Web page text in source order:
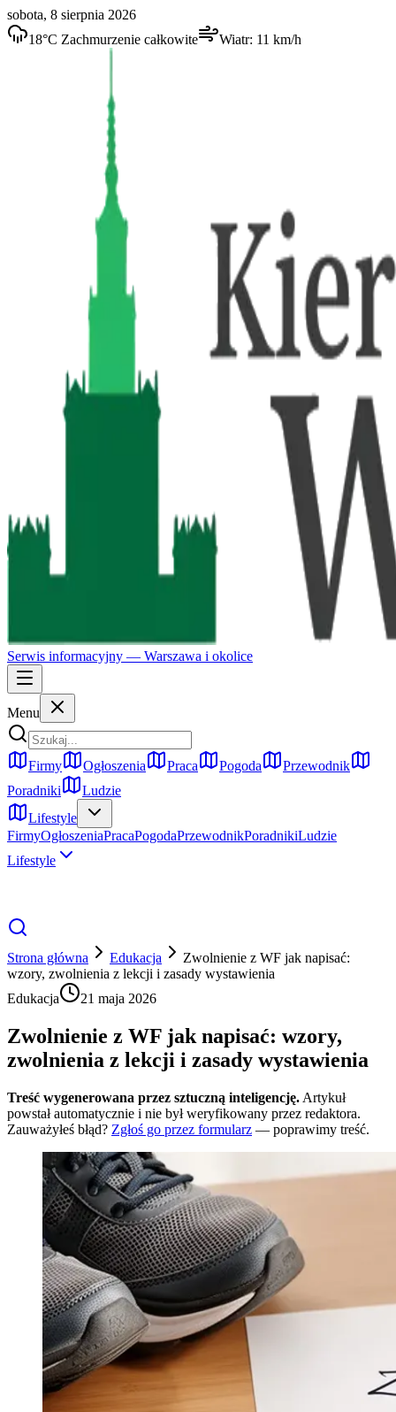
sobota, 8 sierpnia 2026
18°C Zachmurzenie całkowite Wiatr: 11 km/h
Serwis informacyjny — Warszawa i okolice
Menu
Firmy Ogłoszenia Praca Pogoda
Przewodnik
Poradniki
Ludzie
Lifestyle
FirmyOgłoszeniaPracaPogodaPrzewodnikPoradnikiLudzie
Lifestyle
Strona główna Edukacja
Zwolnienie z WF jak napisać:
wzory, zwolnienia z lekcji i zasady wystawienia
Edukacja
21 maja 2026
Zwolnienie z WF jak napisać: wzory,
zwolnienia z lekcji i zasady wystawienia
Treść wygenerowana przez sztuczną inteligencję. Artykuł
powstał automatycznie i nie był weryfikowany przez redaktora.
Zauważyłeś błąd? Zgłoś go przez formularz — poprawimy treść.